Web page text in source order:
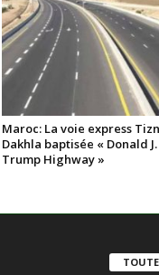
Maroc: La voie express
Dakhla baptisée « Donald J.
Trump Highway »